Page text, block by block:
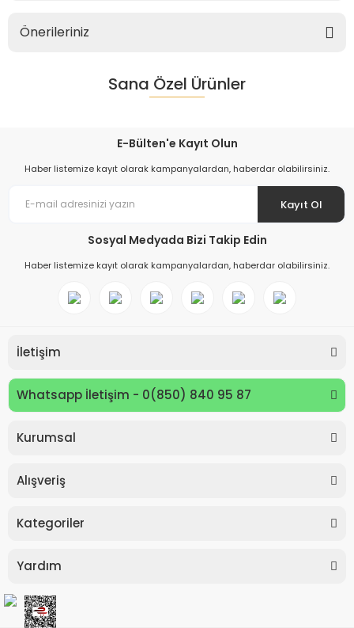
Önerileriniz
Sana Özel Ürünler
E-Bülten'e Kayıt Olun
Haber listemize kayıt olarak kampanyalardan, haberdar olabilirsiniz.
Kayıt Ol
Sosyal Medyada Bizi Takip Edin
Haber listemize kayıt olarak kampanyalardan, haberdar olabilirsiniz.
İletişim
Whatsapp İletişim - 0(850) 840 95 87
Kurumsal
Alışveriş
Kategoriler
Yardım